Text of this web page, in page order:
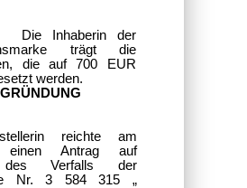
der
trägt die
die auf 700 EUR
werden.
reichte am
einen Antrag auf
des Verfalls der
Nr. 3 584 315 „